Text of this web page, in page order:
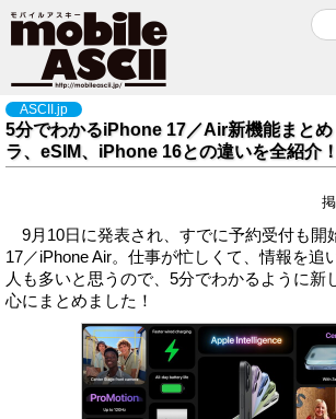
ASCII.jp
5分でわかるiPhone 17／Air新機能まと
ラ、eSIM、iPhone 16との違いを全紹介！
9月10日に発表され、すでに予約受付も開
17／iPhone Air。仕事が忙しくて、情報を追
人も多いと思うので、5分でわかるように新
心にまとめました！